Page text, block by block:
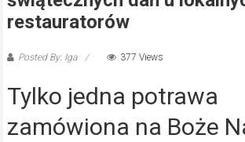
restauratorów
Posted By: Iga 377 Views
Tylko jedna potrawa
zamówiona na Boże